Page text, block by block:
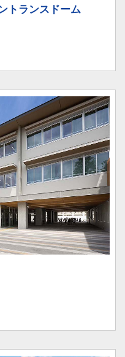
トランスドーム